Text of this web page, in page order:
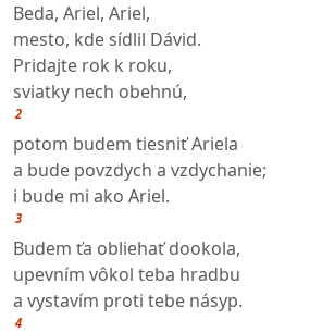
Beda, Ariel, Ariel,
mesto, kde sídlil Dávid.
Pridajte rok k roku,
sviatky nech obehnú,
2
potom budem tiesniť Ariela
a bude povzdych a vzdychanie;
i bude mi ako Ariel.
3
Budem ťa obliehať dookola,
upevním vôkol teba hradbu
a vystavím proti tebe násyp.
4